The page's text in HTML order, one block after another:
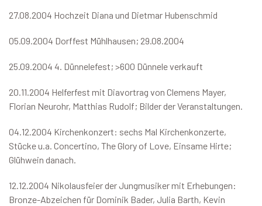
27.08.2004 Hochzeit Diana und Dietmar Hubenschmid
05.09.2004 Dorffest Mühlhausen; 29.08.2004
25.09.2004 4. Dünnelefest; >600 Dünnele verkauft
20.11.2004 Helferfest mit Diavortrag von Clemens Mayer,
Florian Neurohr, Matthias Rudolf; Bilder der Veranstaltungen.
04.12.2004 Kirchenkonzert: sechs Mal Kirchenkonzerte,
Stücke u.a. Concertino, The Glory of Love, Einsame Hirte;
Glühwein danach.
12.12.2004 Nikolausfeier der Jungmusiker mit Erhebungen:
Bronze-Abzeichen für Dominik Bader, Julia Barth, Kevin